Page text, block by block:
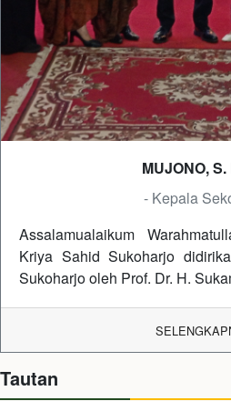
MUJONO, S.
- Kepala
Assalamualaikum
Kriya Sahid Sukoharjo
Sukoharjo oleh Prof. Dr. H.
Tautan